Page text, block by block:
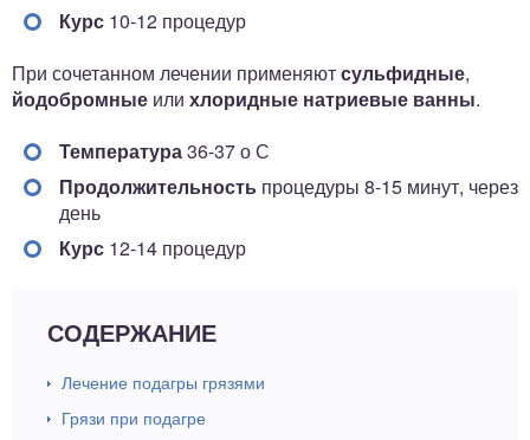
Курс 10-12 процедур
При сочетанном лечении применяютсульфидные,
йодобромные или хлоридные натриевые ванны.
Температура36-37 о С
Продолжительность процедуры 8-15 минут, через
день
Курс 12-14 процедур
СОДЕРЖАНИЕ
Лечение подагры грязями
Грязи при подагре